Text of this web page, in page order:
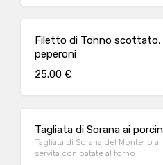
Filetto di Tonno scottato,
peperoni
25.00 €
Tagliata di Sorana ai
Tagliata di Sorana del Montello
servita con patate al forno